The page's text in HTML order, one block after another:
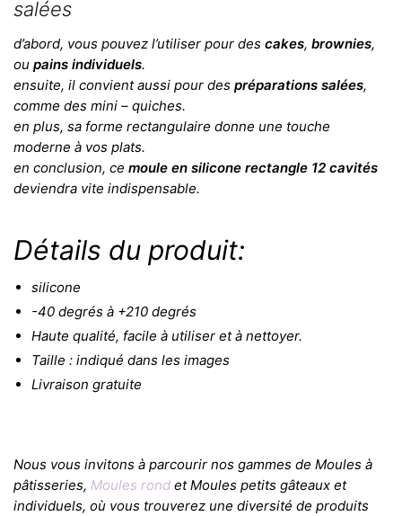
salées
d’abord, vous pouvez l’utiliser pour des cakes, brownies,
ou pains individuels.
ensuite, il convient aussi pour des préparations salées,
comme des mini – quiches.
en plus, sa forme rectangulaire donne une touche
moderne à vos plats.
en conclusion, ce moule en silicone rectangle 12 cavités
deviendra vite indispensable.
Détails du produit:
silicone
-40 degrés à +210 degrés
Haute qualité, facile à utiliser et à nettoyer.
Taille : indiqué dans les images
Livraison gratuite
Nous vous invitons à parcourir nos gammes de Moules à
pâtisseries, Moules rond et Moules petits gâteaux et
individuels, où vous trouverez une diversité de produits